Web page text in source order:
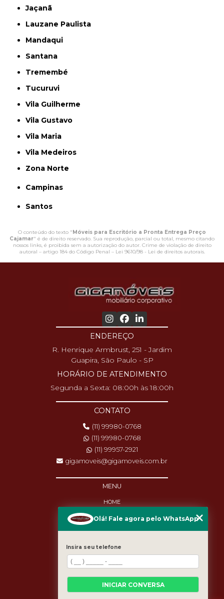
Jaçanã
Lauzane Paulista
Mandaqui
Santana
Tremembé
Tucuruvi
Vila Guilherme
Vila Gustavo
Vila Maria
Vila Medeiros
Zona Norte
Campinas
Santos
O conteúdo do texto "Móveis para Escritório a Pronta Entrega Preço
Cajamar" é de direito reservado. Sua reprodução, parcial ou total, mesmo citando
nossos links, é proibida sem a autorização do autor. Crime de violação de direito
autoral – artigo 184 do Código Penal – Lei 9610/98 - Lei de direitos autorais.
ENDEREÇO
R. Henrique Armbrust, 251 - Jardim
Guapira, São Paulo - SP
HORÁRIO DE ATENDIMENTO
Segunda a Sexta: 08:00h às 18:00h
CONTATO
(11) 99980-0768
(11) 99980-0768
(11) 99957-2921
gigamoveis@gigamoveis.com.br
MENU
HOME
PRODUTOS
MANUTENÇÃO
CASES
MAPA DO SITE
Olá! Fale agora pelo WhatsApp
Insira seu telefone
INICIAR CONVERSA